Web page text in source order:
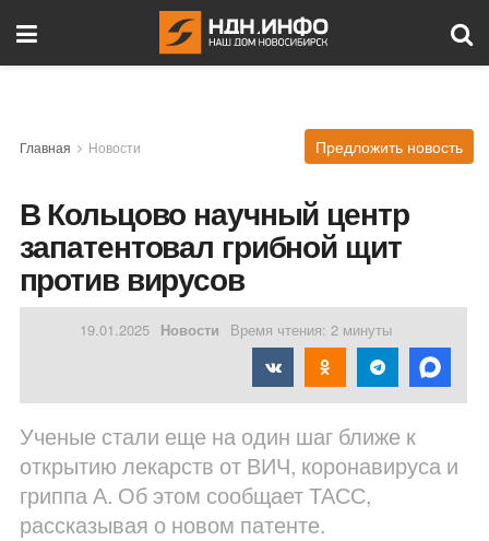
Главная Новости Предложить новость
В Кольцово научный центр
запатентовал грибной щит
против вирусов
19.01.2025 Новости Время чтения: 2 минуты
Ученые стали еще на один шаг ближе к
открытию лекарств от ВИЧ, коронавируса и
гриппа А. Об этом сообщает ТАСС,
рассказывая о новом патенте.